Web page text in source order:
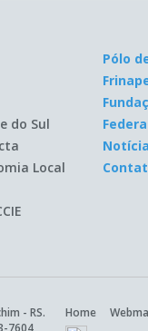
do Sul
Local
Pólo
- RS.
7604
Home